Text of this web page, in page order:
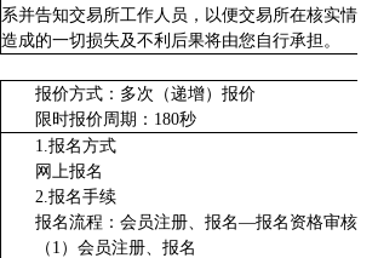
系并告知交易所工作人员，以便交易所在核实情
造成的一切损失及不利后果将由您自行承担。
报价方式：多次（递增）报价
限时报价周期：180秒
1.报名方式
网上报名
2.报名手续
报名流程：会员注册、报名—报名资格审核
（1）会员注册、报名